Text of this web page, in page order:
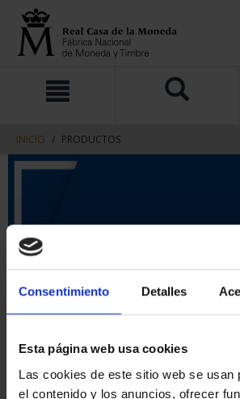
Consentimiento Detalles
Esta página web usa cookies
Las cookies de este sitio web se usan
el contenido y los anuncios, ofrecer
contenido
navegacin
INICIO PRODUCTOS